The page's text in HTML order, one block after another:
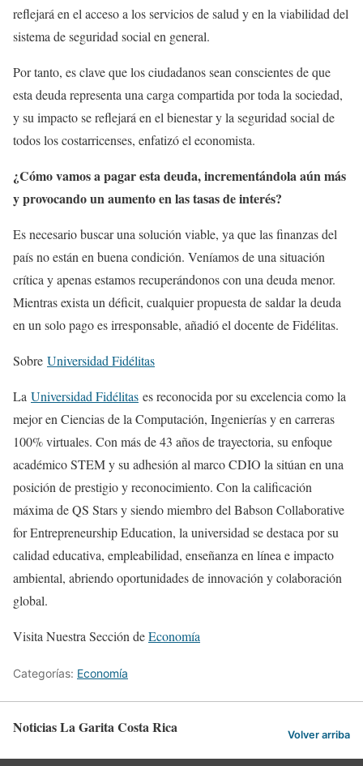
reflejará en el acceso a los servicios de salud y en la viabilidad del
sistema de seguridad social en general.
Por tanto, es clave que los ciudadanos sean conscientes de que
esta deuda representa una carga compartida por toda la sociedad,
y su impacto se reflejará en el bienestar y la seguridad social de
todos los costarricenses, enfatizó el economista.
¿Cómo vamos a pagar esta deuda, incrementándola aún más
y provocando un aumento en las tasas de interés?
Es necesario buscar una solución viable, ya que las finanzas del
país no están en buena condición. Veníamos de una situación
crítica y apenas estamos recuperándonos con una deuda menor.
Mientras exista un déficit, cualquier propuesta de saldar la deuda
en un solo pago es irresponsable, añadió el docente de Fidélitas.
Sobre Universidad Fidélitas
La Universidad Fidélitas es reconocida por su excelencia como la
mejor en Ciencias de la Computación, Ingenierías y en carreras
100% virtuales. Con más de 43 años de trayectoria, su enfoque
académico STEM y su adhesión al marco CDIO la sitúan en una
posición de prestigio y reconocimiento. Con la calificación
máxima de QS Stars y siendo miembro del Babson Collaborative
for Entrepreneurship Education, la universidad se destaca por su
calidad educativa, empleabilidad, enseñanza en línea e impacto
ambiental, abriendo oportunidades de innovación y colaboración
global.
Visita Nuestra Sección deEconomía
Categorías: Economía
Noticias La Garita Costa Rica Volver arriba